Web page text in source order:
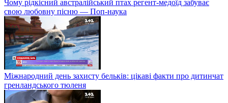
Чому рідкісний австралійський птах регент-медоїд забуває
свою любовну пісню — Поп-наука
Міжнародний день захисту бельків: цікаві факти про дитинчат
гренландського тюленя